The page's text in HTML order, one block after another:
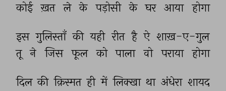
कोई ख़त ले के पड़ोसी के घर आया होगा
इस गुलिस्ताँ की यही रीत है ऐ शाख़-ए-गुल
तू ने जिस फूल को पाला वो पराया होगा
दिल की क़िस्मत ही में लिक्खा था अंधेरा शायद